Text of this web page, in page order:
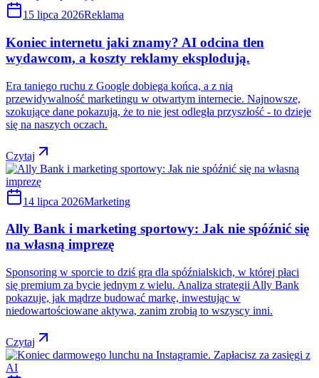
15 lipca 2026Reklama
Koniec internetu jaki znamy? AI odcina tlen
wydawcom, a koszty reklamy eksplodują.
Era taniego ruchu z Google dobiega końca, a z nią
przewidywalność marketingu w otwartym internecie. Najnowsze,
szokujące dane pokazują, że to nie jest odległa przyszłość - to dzieje
się na naszych oczach.
Czytaj
14 lipca 2026Marketing
Ally Bank i marketing sportowy: Jak nie spóźnić się
na własną imprezę
Sponsoring w sporcie to dziś gra dla spóźnialskich, w której płaci
się premium za bycie jednym z wielu. Analiza strategii Ally Bank
pokazuje, jak mądrze budować markę, inwestując w
niedowartościowane aktywa, zanim zrobią to wszyscy inni.
Czytaj